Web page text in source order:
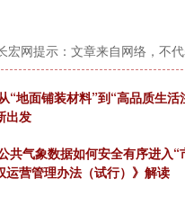
宏网提示：文章来自网络，不代
“地面铺装材料”到“高品质生活
出发
共气象数据如何安全有序进
运营管理办法（试行）》解读